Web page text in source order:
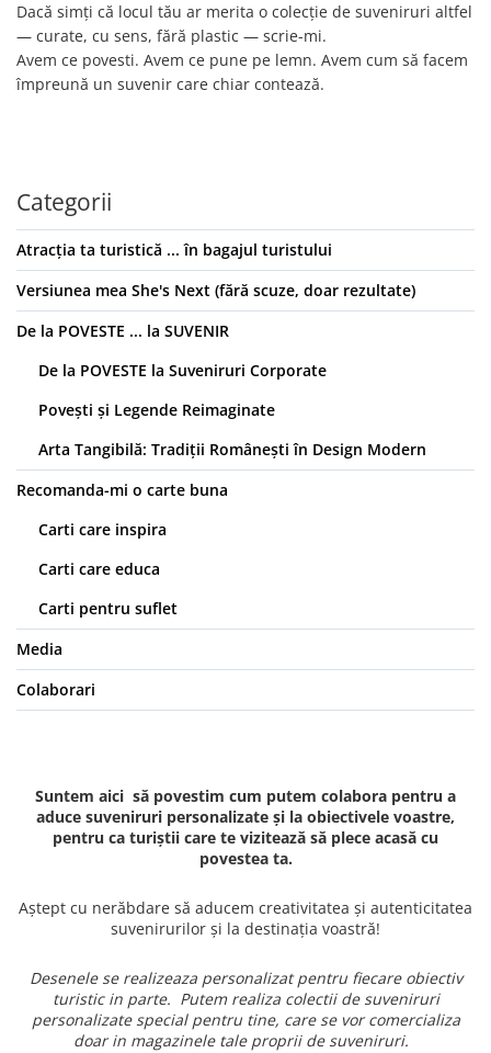
Dacă simți că locul tău ar merita o colecție de suveniruri altfel
— curate, cu sens, fără plastic — scrie-mi.
Avem ce povesti. Avem ce pune pe lemn. Avem cum să facem
împreună un suvenir care chiar contează.
Categorii
Atracția ta turistică ... în bagajul turistului
Versiunea mea She's Next (fără scuze, doar rezultate)
De la POVESTE ... la SUVENIR
De la POVESTE la Suveniruri Corporate
Povești și Legende Reimaginate
Arta Tangibilă: Tradiții Românești în Design Modern
Recomanda-mi o carte buna
Carti care inspira
Carti care educa
Carti pentru suflet
Media
Colaborari
Suntem aici să povestim cum putem colabora pentru a
aduce suveniruri personalizate și la obiectivele voastre,
pentru ca turiștii care te vizitează să plece acasă cu
povestea ta.
Aștept cu nerăbdare să aducem creativitatea și autenticitatea
suvenirurilor și la destinația voastră!
Desenele se realizeaza personalizat pentru fiecare obiectiv
turistic in parte. Putem realiza colectii de suveniruri
personalizate special pentru tine, care se vor comercializa
doar in magazinele tale proprii de suveniruri.